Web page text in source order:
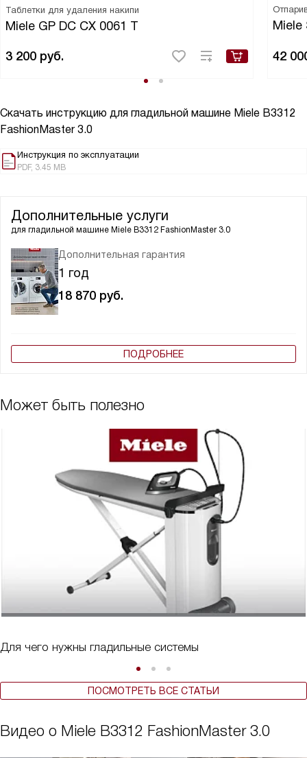
Таблетки для удаления накипи
Miele GP DC CX 0061 T
3 200 руб.
Miele
42
Скачать инструкцию для гладильной машине Miele B3312
FashionMaster 3.0
Инструкция по эксплуатации
PDF, 3.45 MB
Дополнительные услуги
для гладильной машине Miele B3312 FashionMaster 3.0
Дополнительная гарантия
1 год
18 870 руб.
ПОДРОБНЕЕ
Может быть полезно
Для чего нужны гладильные системы
ПОСМОТРЕТЬ ВСЕ СТАТЬИ
Видео о Miele B3312 FashionMaster 3.0